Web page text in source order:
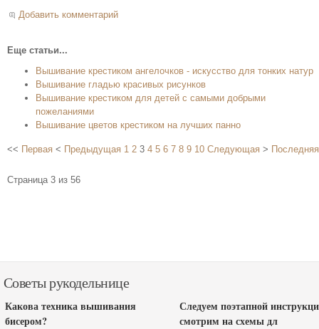
Добавить комментарий
Еще статьи...
Вышивание крестиком ангелочков - искусство для тонких натур
Вышивание гладью красивых рисунков
Вышивание крестиком для детей с самыми добрыми
пожеланиями
Вышивание цветов крестиком на лучших панно
<< Первая < Предыдущая 1 2 3 4 5 6 7 8 9 10 Следующая > Последняя
Страница 3 из 56
Советы рукодельнице
Какова техника вышивания
бисером?
Следуем поэтапной
смотрим на схемы дл